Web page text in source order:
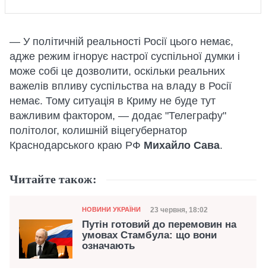
— У політичній реальності Росії цього немає,
адже режим ігнорує настрої суспільної думки і
може собі це дозволити, оскільки реальних
важелів впливу суспільства на владу в Росії
немає. Тому ситуація в Криму не буде тут
важливим фактором, — додає "Телеграфу"
політолог, колишній віцегубернатор
Краснодарського краю РФ Михайло Сава.
Читайте також:
Категорія
НОВИНИ УКРАЇНИ Дата публікації
23 червня, 18:02
Путін готовий до перемовин на
умовах Стамбула: що вони
означають